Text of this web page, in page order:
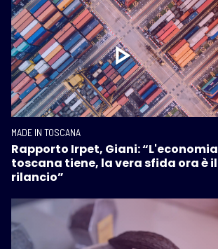
MADE IN TOSCANA
Rapporto Irpet, Giani: “L'economia
toscana tiene, la vera sfida ora è il
rilancio”